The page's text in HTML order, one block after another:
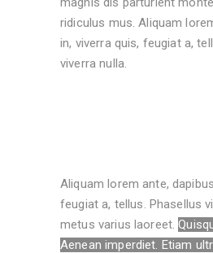
ridiculus mus. Aliquam
in, viverra quis, feugiat a,
viverra nulla.
Aliquam lorem ante,
feugiat a, tellus. Phasellus
metus varius laoreet.
Aenean imperdiet. Etiam